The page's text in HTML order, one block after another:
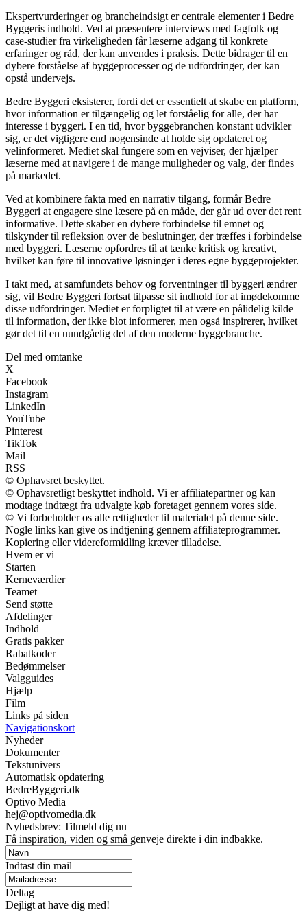
Ekspertvurderinger og brancheindsigt er centrale elementer i Bedre
Byggeris indhold. Ved at præsentere interviews med fagfolk og
case-studier fra virkeligheden får læserne adgang til konkrete
erfaringer og råd, der kan anvendes i praksis. Dette bidrager til en
dybere forståelse af byggeprocesser og de udfordringer, der kan
opstå undervejs.
Bedre Byggeri eksisterer, fordi det er essentielt at skabe en platform,
hvor information er tilgængelig og let forståelig for alle, der har
interesse i byggeri. I en tid, hvor byggebranchen konstant udvikler
sig, er det vigtigere end nogensinde at holde sig opdateret og
velinformeret. Mediet skal fungere som en vejviser, der hjælper
læserne med at navigere i de mange muligheder og valg, der findes
på markedet.
Ved at kombinere fakta med en narrativ tilgang, formår Bedre
Byggeri at engagere sine læsere på en måde, der går ud over det rent
informative. Dette skaber en dybere forbindelse til emnet og
tilskynder til refleksion over de beslutninger, der træffes i forbindelse
med byggeri. Læserne opfordres til at tænke kritisk og kreativt,
hvilket kan føre til innovative løsninger i deres egne byggeprojekter.
I takt med, at samfundets behov og forventninger til byggeri ændrer
sig, vil Bedre Byggeri fortsat tilpasse sit indhold for at imødekomme
disse udfordringer. Mediet er forpligtet til at være en pålidelig kilde
til information, der ikke blot informerer, men også inspirerer, hvilket
gør det til en uundgåelig del af den moderne byggebranche.
Del med omtanke
X
Facebook
Instagram
LinkedIn
YouTube
Pinterest
TikTok
Mail
RSS
© Ophavsret beskyttet.
© Ophavsretligt beskyttet indhold. Vi er affiliatepartner og kan
modtage indtægt fra udvalgte køb foretaget gennem vores side.
© Vi forbeholder os alle rettigheder til materialet på denne side.
Nogle links kan give os indtjening gennem affiliateprogrammer.
Kopiering eller videreformidling kræver tilladelse.
Hvem er vi
Starten
Kerneværdier
Teamet
Send støtte
Afdelinger
Indhold
Gratis pakker
Rabatkoder
Bedømmelser
Valgguides
Hjælp
Film
Links på siden
Navigationskort
Nyheder
Dokumenter
Tekstunivers
Automatisk opdatering
BedreByggeri.dk
Optivo Media
hej@optivomedia.dk
Nyhedsbrev: Tilmeld dig nu
Få inspiration, viden og små genveje direkte i din indbakke.
Indtast din mail
Deltag
Dejligt at have dig med!